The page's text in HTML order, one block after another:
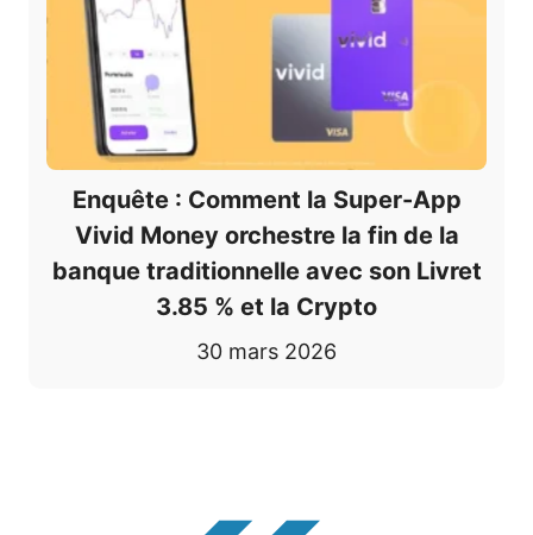
Enquête : Comment la Super-App
Vivid Money orchestre la fin de la
banque traditionnelle avec son Livret
3.85 % et la Crypto
30 mars 2026